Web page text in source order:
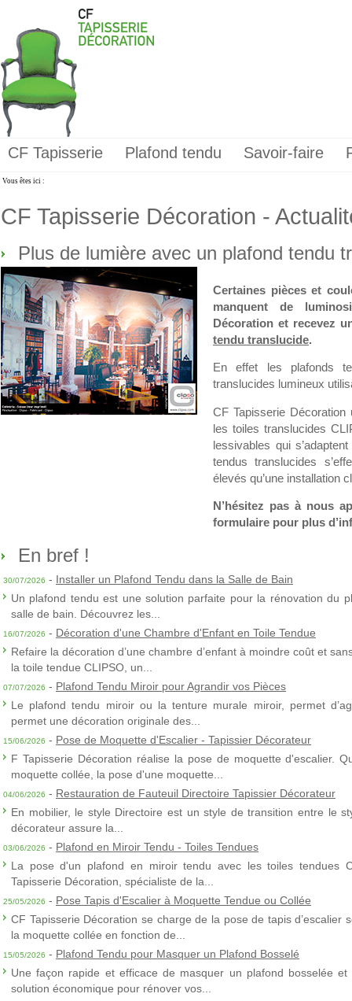
CF Tapisserie Plafond tendu Savoir-faire
Vous êtes ici :
CF Tapisserie Décoration -
Plus de lumière avec un plafond tendu
Certaines pièces et
manquent de
Décoration et recevez
tendu translucide.
En effet les plafonds
translucides lumineux
CF Tapisserie
les toiles translucides
lessivables qui
tendus translucides
élevés qu’une installation
N’hésitez pas à nous
formulaire pour plus
En bref !
30/07/2026 - Installer un Plafond Tendu dans la Salle de Bain
Un plafond tendu est une solution parfaite pour la rénovation du
salle de bain. Découvrez les...
16/07/2026 - Décoration d'une Chambre d'Enfant en Toile Tendue
Refaire la décoration d’une chambre d’enfant à moindre coût et
la toile tendue CLIPSO, un...
07/07/2026 - Plafond Tendu Miroir pour Agrandir vos Pièces
Le plafond tendu miroir ou la tenture murale miroir, permet
permet une décoration originale des...
15/06/2026 - Pose de Moquette d'Escalier - Tapissier Décorateur
F Tapisserie Décoration réalise la pose de moquette d'escalier.
moquette collée, la pose d'une moquette...
04/06/2026 - Restauration de Fauteuil Directoire Tapissier Décorateur
En mobilier, le style Directoire est un style de transition entre le
décorateur assure la...
03/06/2026 - Plafond en Miroir Tendu - Toiles Tendues
La pose d'un plafond en miroir tendu avec les toiles tendues
Tapisserie Décoration, spécialiste de la...
25/05/2026 - Pose Tapis d'Escalier à Moquette Tendue ou Collée
CF Tapisserie Décoration se charge de la pose de tapis
la moquette collée en fonction de...
15/05/2026 - Plafond Tendu pour Masquer un Plafond Bosselé
Une façon rapide et efficace de masquer un plafond bosselée
solution économique pour rénover vos...